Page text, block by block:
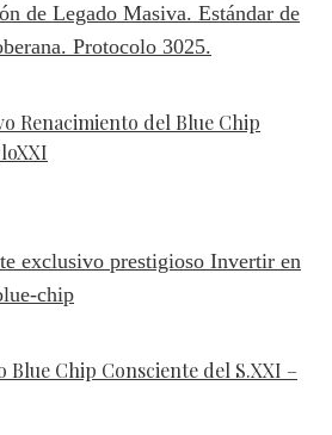
Renacimiento del Blue Chip
Blue Chip Consciente del S.XXI –